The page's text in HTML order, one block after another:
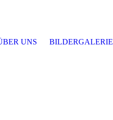
UNS BILDERGALERIE